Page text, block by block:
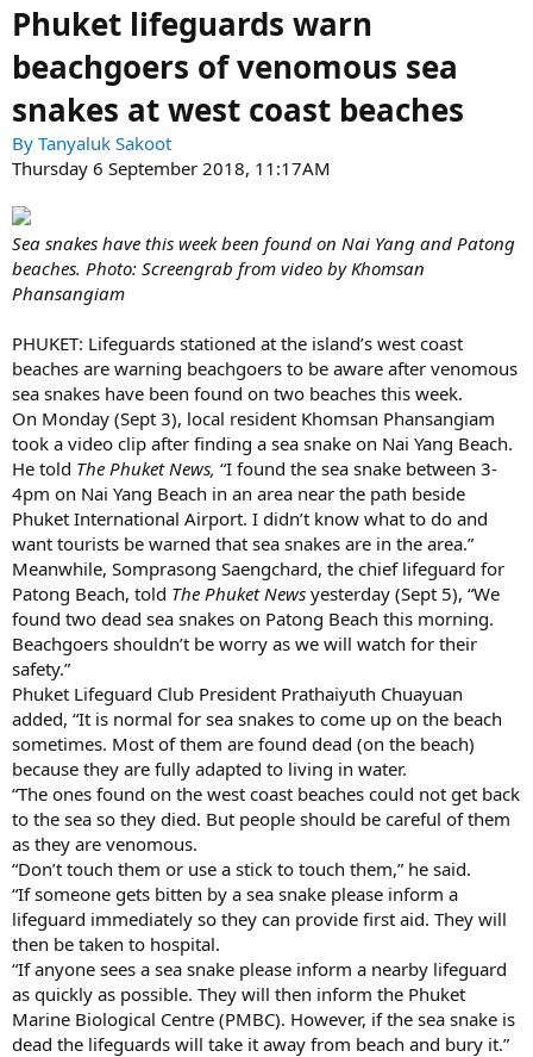
Phuket lifeguards warn
beachgoers of venomous sea
snakes at west coast beaches
By Tanyaluk Sakoot
Thursday 6 September 2018, 11:17AM
Sea snakes have this week been found on Nai Yang and Patong
beaches. Photo: Screengrab from video by Khomsan
Phansangiam
PHUKET: Lifeguards stationed at the island’s west coast
beaches are warning beachgoers to be aware after venomous
sea snakes have been found on two beaches this week.
On Monday (Sept 3), local resident Khomsan Phansangiam
took a video clip after finding a sea snake on Nai Yang Beach.
He told The Phuket News, “I found the sea snake between 3-
4pm on Nai Yang Beach in an area near the path beside
Phuket International Airport. I didn’t know what to do and
want tourists be warned that sea snakes are in the area.”
Meanwhile, Somprasong Saengchard, the chief lifeguard for
Patong Beach, told The Phuket News yesterday (Sept 5), “We
found two dead sea snakes on Patong Beach this morning.
Beachgoers shouldn’t be worry as we will watch for their
safety.”
Phuket Lifeguard Club President Prathaiyuth Chuayuan
added, “It is normal for sea snakes to come up on the beach
sometimes. Most of them are found dead (on the beach)
because they are fully adapted to living in water.
“The ones found on the west coast beaches could not get back
to the sea so they died. But people should be careful of them
as they are venomous.
“Don’t touch them or use a stick to touch them,” he said.
“If someone gets bitten by a sea snake please inform a
lifeguard immediately so they can provide first aid. They will
then be taken to hospital.
“If anyone sees a sea snake please inform a nearby lifeguard
as quickly as possible. They will then inform the Phuket
Marine Biological Centre (PMBC). However, if the sea snake is
dead the lifeguards will take it away from beach and bury it.”